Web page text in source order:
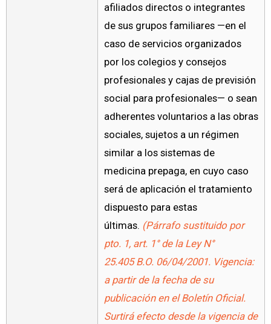
afiliados directos o integrantes
de sus grupos familiares —en el
caso de servicios organizados
por los colegios y consejos
profesionales y cajas de previsión
social para profesionales— o sean
adherentes voluntarios a las obras
sociales, sujetos a un régimen
similar a los sistemas de
medicina prepaga, en cuyo caso
será de aplicación el tratamiento
dispuesto para estas
últimas. (Párrafo sustituido por
pto. 1, art. 1° de la Ley N°
25.405B.O. 06/04/2001. Vigencia:
a partir de la fecha de su
publicación en el Boletín Oficial.
Surtirá efecto desde la vigencia de